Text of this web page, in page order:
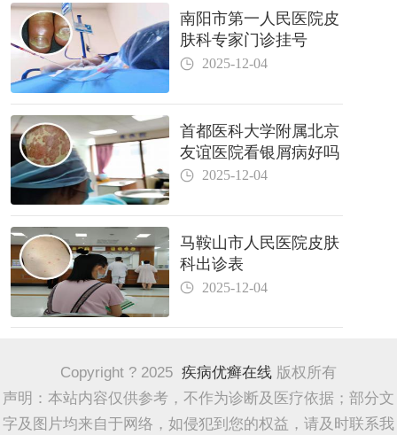
南阳市第一人民医院皮
肤科专家门诊挂号
2025-12-04
首都医科大学附属北京
友谊医院看银屑病好吗
2025-12-04
马鞍山市人民医院皮肤
科出诊表
2025-12-04
Copyright ? 2025 疾病优癣在线 版权所有
声明：本站内容仅供参考，不作为诊断及医疗依据；部分文
字及图片均来自于网络，如侵犯到您的权益，请及时联系我